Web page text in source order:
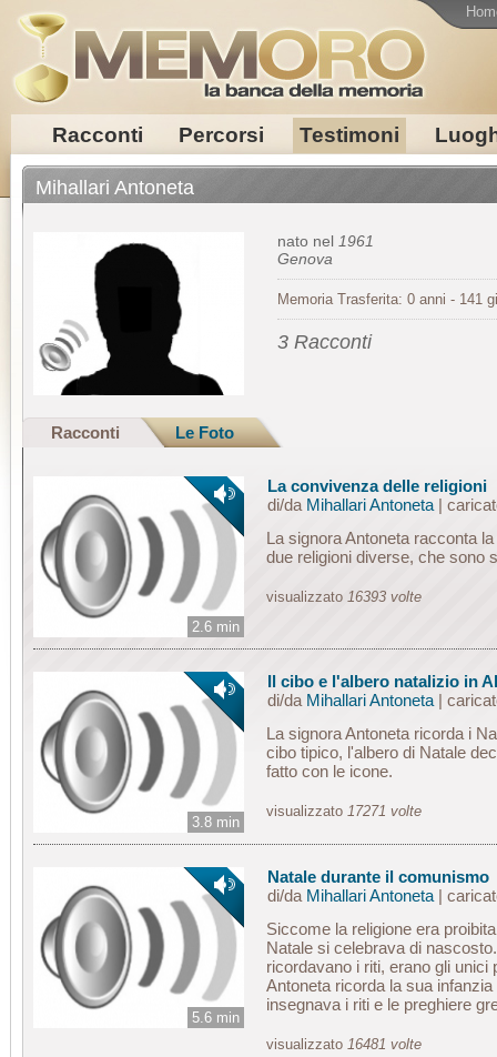
Racconti Percorsi Testimoni
Mihallari Antoneta
nato nel 1961
Genova
Memoria Trasferita: 0 anni - 141
3 Racconti
Racconti Le Foto
2.6 min
La convivenza delle religioni
di/da Mihallari Antoneta|
La signora Antoneta racconta
due religioni diverse, che sono
visualizzato 16393 volte
3.8 min
Il cibo e l'albero natalizio in
di/da Mihallari Antoneta|
La signora Antoneta ricorda i
cibo tipico, l'albero di Natale
fatto con le icone.
visualizzato 17271 volte
5.6 min
Natale durante il comunismo
di/da Mihallari Antoneta|
Siccome la religione era
Natale si celebrava di
ricordavano i riti, erano gli unici
Antoneta ricorda la sua
insegnava i riti e le preghiere
visualizzato 16481 volte